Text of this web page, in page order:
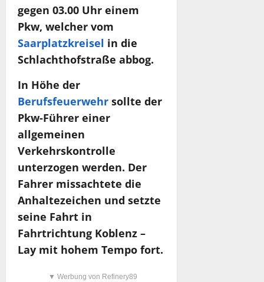
gegen 03.00 Uhr einem
Pkw, welcher vom
Saarplatzkreisel in die
Schlachthofstraße abbog.
In Höhe der
Berufsfeuerwehr sollte der
Pkw-Führer einer
allgemeinen
Verkehrskontrolle
unterzogen werden. Der
Fahrer missachtete die
Anhaltezeichen und setzte
seine Fahrt in
Fahrtrichtung Koblenz –
Lay mit hohem Tempo fort.
▼ Werbung von Refinery89